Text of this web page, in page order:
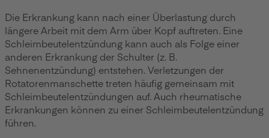
Die Erkrankung kann nach einer Überlastung durch
längere Arbeit mit dem Arm über Kopf auftreten. Eine
Schleimbeutelentzündung kann auch als Folge einer
anderen Erkrankung der Schulter (z. B.
Sehnenentzündung) entstehen. Verletzungen der
Rotatorenmanschette treten häufig gemeinsam mit
Schleimbeutelentzündungen auf. Auch rheumatische
Erkrankungen können zu einer Schleimbeutelentzündung
führen.